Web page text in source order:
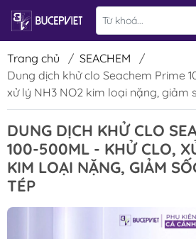
Trang chủ / SEACHEM
/
Dung dịch khử clo Seachem Prime
xử lý NH3 NO2 kim loại nặng, giảm
DUNG DỊCH KHỬ CLO
100-500ML - KHỬ CLO,
KIM LOẠI NẶNG, GIẢM
TÉP